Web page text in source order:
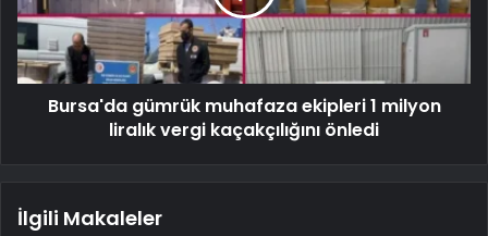
Bursa'da gümrük muhafaza ekipleri 1 milyon
liralık vergi kaçakçılığını önledi
İlgili Makaleler